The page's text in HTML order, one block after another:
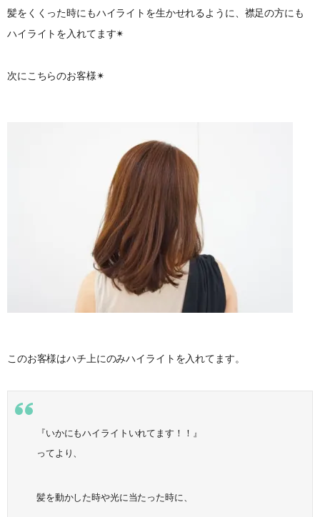
髪をくくった時にもハイライトを生かせれるように、襟足の方にも
ハイライトを入れてます✴︎
次にこちらのお客様✴︎
このお客様はハチ上にのみハイライトを入れてます。
『いかにもハイライトいれてます！！』
ってより、
髪を動かした時や光に当たった時に、